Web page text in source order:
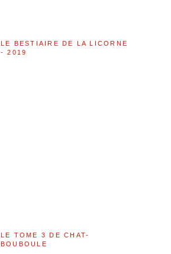
LE BESTIAIRE DE LA LICORNE
- 2019
LE TOME 3 DE CHAT-
BOUBOULE